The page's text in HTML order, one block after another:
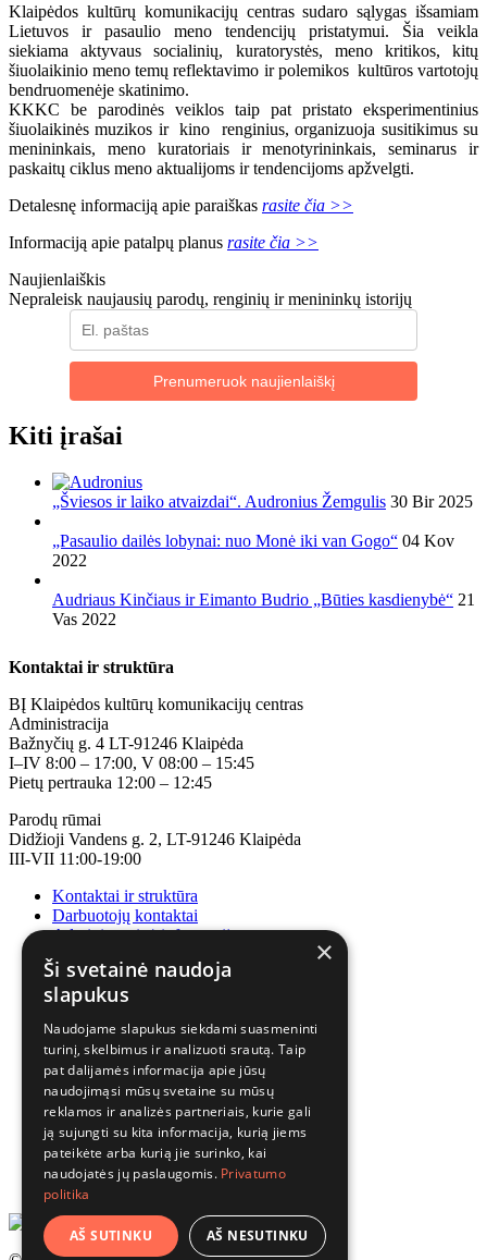
Klaipėdos kultūrų komunikacijų centras sudaro sąlygas išsamiam
Lietuvos ir pasaulio meno tendencijų pristatymui. Šia veikla
siekiama aktyvaus socialinių, kuratorystės, meno kritikos, kitų
šiuolaikinio meno temų reflektavimo ir polemikos kultūros vartotojų
bendruomenėje skatinimo.
KKKC be parodinės veiklos taip pat pristato eksperimentinius
šiuolaikinės muzikos ir kino renginius, organizuoja susitikimus su
menininkais, meno kuratoriais ir menotyrininkais, seminarus ir
paskaitų ciklus meno aktualijoms ir tendencijoms apžvelgti.
Detalesnę informaciją apie paraiškas rasite čia >>
Informaciją apie patalpų planus rasite čia >>
Naujienlaiškis
Nepraleisk naujausių parodų, renginių ir menininkų istorijų
Prenumeruok naujienlaiškį
Kiti įrašai
„Šviesos ir laiko atvaizdai“. Audronius Žemgulis 30 Bir 2025
„Pasaulio dailės lobynai: nuo Monė iki van Gogo“ 04 Kov
2022
Audriaus Kinčiaus ir Eimanto Budrio „Būties kasdienybė“ 21
Vas 2022
Kontaktai ir struktūra
BĮ Klaipėdos kultūrų komunikacijų centras
Administracija
Bažnyčių g. 4 LT-91246 Klaipėda
I–IV 8:00 – 17:00, V 08:00 – 15:45
Pietų pertrauka 12:00 – 12:45
Parodų rūmai
Didžioji Vandens g. 2, LT-91246 Klaipėda
III-VII 11:00-19:00
Kontaktai ir struktūra
Darbuotojų kontaktai
Administracinė informacija
Korupcijos prevencija
×
Ši svetainė naudoja
slapukus
Naudojame slapukus siekdami suasmeninti
turinį, skelbimus ir analizuoti srautą. Taip
pat dalijamės informacija apie jūsų
naudojimąsi mūsų svetaine su mūsų
reklamos ir analizės partneriais, kurie gali
ją sujungti su kita informacija, kurią jiems
pateikėte arba kurią jie surinko, kai
naudojatės jų paslaugomis. Privatumo
politika
AŠ SUTINKU AŠ NESUTINKU